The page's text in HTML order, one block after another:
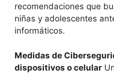
recomendaciones que
niñas y adolescentes
informáticos.
Medidas de
dispositivos o celular